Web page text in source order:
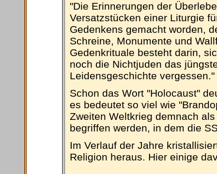
"Die Erinnerungen der
Versatzstücken einer Liturgie
Gedenkens gemacht worden,
Schreine, Monumente und
Gedenkrituale besteht darin,
noch die Nichtjuden das
Leidensgeschichte vergessen."
Schon das Wort "Holocaust"
es bedeutet so viel wie
Zweiten Weltkrieg demnach
begriffen werden, in dem die
Im Verlauf der Jahre
Religion heraus. Hier einige